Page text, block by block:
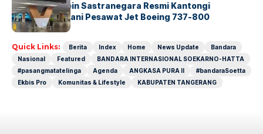
Bandara Husein Sastranegara Resmi Kantongi
Sertifikat Layani Pesawat Jet Boeing 737-800
Quick Links: Berita Index Home News Update
Bandara
Nasional
Featured
BANDARA INTERNASIONAL SOEKARNO-HATTA
#pasangmatatelinga
Agenda ANGKASA PURA II
#bandaraSoetta
Ekbis Pro
Komunitas & Lifestyle KABUPATEN TANGERANG